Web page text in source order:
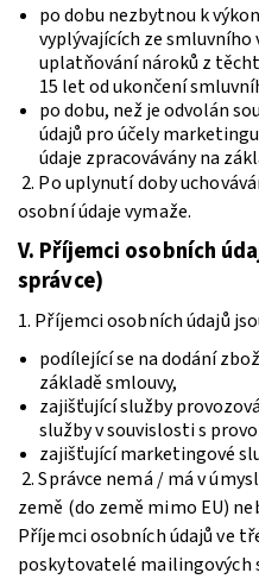
po dobu nezbytnou k
vyplývajících ze smluvního
uplatňování nároků z
15 let od ukončení
po dobu, než je odvolán
údajů pro účely
údaje zpracovávány na
2. Po uplynutí doby
osobní údaje vymaže.
V. Příjemci osobních
správce)
1. Příjemci osobních údajů
podílející se na dodání
základě smlouvy,
zajišťující služby
služby v souvislosti s
zajišťující marketingové
2. Správce nemá / má v
země (do země mimo EU)
Příjemci osobních údajů ve
poskytovatelé mailingových